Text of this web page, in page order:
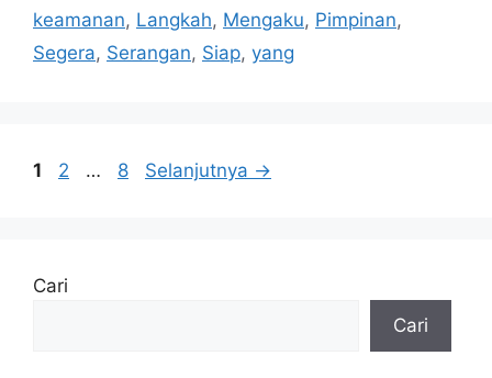
keamanan, Langkah, Mengaku, Pimpinan,
Segera, Serangan, Siap, yang
Halaman
1 Halaman
2 … Halaman
8 Selanjutnya →
Cari
Cari